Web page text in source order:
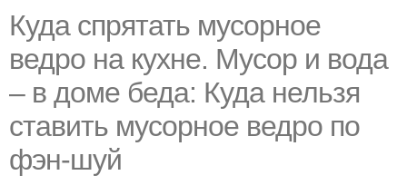
Куда спрятать мусорное
ведро на кухне. Мусор и вода
– в доме беда: Куда нельзя
ставить мусорное ведро по
фэн-шуй